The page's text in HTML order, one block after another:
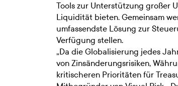
Tools zur Unterstützung großer
Liquidität bieten. Gemeinsam
umfassendste Lösung zur
Verfügung stellen.
„Da die Globalisierung jedes
von Zinsänderungsrisiken,
kritischeren Prioritäten für